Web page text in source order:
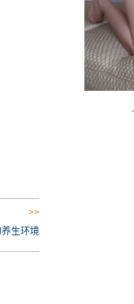
>>
生环境